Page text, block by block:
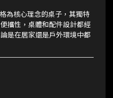
為核心理念的桌子，其獨特
攜性，桌體和配件設計都經
是在居家還是戶外環境中都